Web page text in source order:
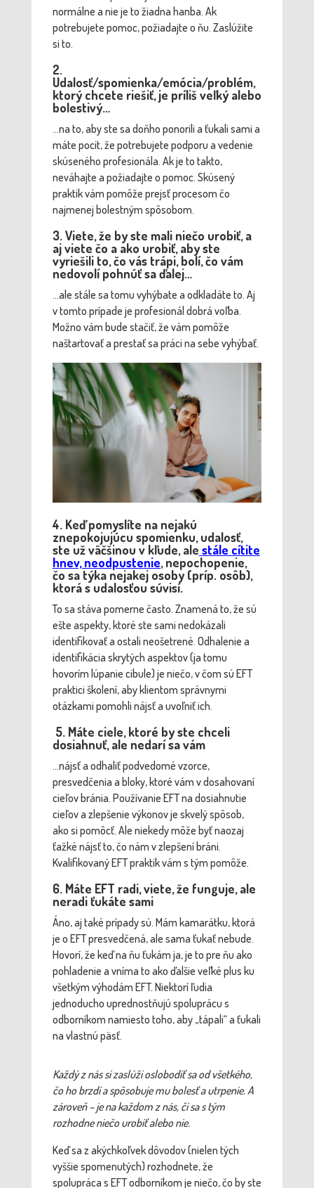
normálne a nie je to žiadna hanba. Ak
potrebujete pomoc, požiadajte o ňu. Zaslúžite
si to.
2.
Udalosť/spomienka/emócia/problém,
ktorý chcete riešiť, je príliš veľký alebo
bolestivý…
…na to, aby ste sa doňho ponorili a ťukali sami a
máte pocit, že potrebujete podporu a vedenie
skúseného profesionála. Ak je to takto,
neváhajte a požiadajte o pomoc. Skúsený
praktik vám pomôže prejsť procesom čo
najmenej bolestným spôsobom.
3. Viete, že by ste mali niečo urobiť, a
aj viete čo a ako urobiť, aby ste
vyriešili to, čo vás trápi, bolí, čo vám
nedovolí pohnúť sa ďalej…
…ale stále sa tomu vyhýbate a odkladáte to. Aj
v tomto prípade je profesionál dobrá voľba.
Možno vám bude stačiť, že vám pomôže
naštartovať a prestať sa práci na sebe vyhýbať.
4. Keď pomyslíte na nejakú
znepokojujúcu spomienku, udalosť,
ste už väčšinou v kľude, ale stále cítite
hnev, neodpustenie, nepochopenie,
čo sa týka nejakej osoby (príp. osôb),
ktorá s udalosťou súvisí.
To sa stáva pomerne často. Znamená to, že sú
ešte aspekty, ktoré ste sami nedokázali
identifikovať a ostali neošetrené. Odhalenie a
identifikácia skrytých aspektov (ja tomu
hovorím lúpanie cibule) je niečo, v čom sú EFT
praktici školení, aby klientom správnymi
otázkami pomohli nájsť a uvoľniť ich.
5. Máte ciele, ktoré by ste chceli
dosiahnuť, ale nedarí sa vám
…nájsť a odhaliť podvedomé vzorce,
presvedčenia a bloky, ktoré vám v dosahovaní
cieľov bránia. Používanie EFT na dosiahnutie
cieľov a zlepšenie výkonov je skvelý spôsob,
ako si pomôcť. Ale niekedy môže byť naozaj
ťažké nájsť to, čo nám v zlepšení bráni.
Kvalifikovaný EFT praktik vám s tým pomôže.
6. Máte EFT radi, viete, že funguje, ale
neradi ťukáte sami
Áno, aj také prípady sú. Mám kamarátku, ktorá
je o EFT presvedčená, ale sama ťukať nebude.
Hovorí, že keď na ňu ťukám ja, je to pre ňu ako
pohladenie a vníma to ako ďalšie veľké plus ku
všetkým výhodám EFT. Niektorí ľudia
jednoducho uprednostňujú spoluprácu s
odborníkom namiesto toho, aby „tápali“ a ťukali
na vlastnú päsť.
Každý z nás si zaslúži oslobodiť sa od všetkého,
čo ho brzdí a spôsobuje mu bolesť a utrpenie. A
zároveň – je na každom z nás, či sa s tým
rozhodne niečo urobiť alebo nie.
Keď sa z akýchkoľvek dôvodov (nielen tých
vyššie spomenutých) rozhodnete, že
spolupráca s EFT odborníkom je niečo, čo by ste